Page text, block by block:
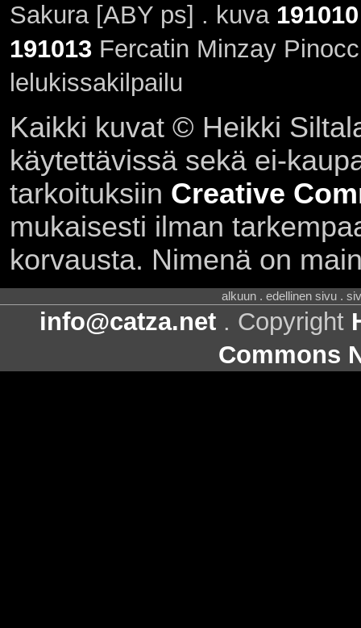
Sakura [ABY ps] . kuva 191010
191013Fercatin Minzay
lelukissakilpailu
Kaikki kuvat © Heikki
käytettävissä sekä ei-
tarkoituksiin Creative
mukaisesti ilman
korvausta. Nimenä on
alkuun . edellinen sivu .
info@catza.net . Copyright
Commons